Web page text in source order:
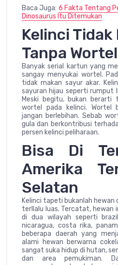
Baca Juga: 6 Fakta Tentang
Dinosaurus Itu Ditemukan
Kelinci Tidak
Tanpa Wortel
Banyak serial kartun yang
sangay menyukai wortel.
tidak makan sayur akar.
sayuran hijau seperti rumput
Meski begitu, bukan berarti
wortel pada kelinci. Wortel
jangan berlebihan. Sebab
gula dan berkontribusi
persen kelinci peliharaan.
Bisa Di
Amerika
Selatan
Kelinci tapeti bukanlah hewan
terllalu luas. Tercatat, hewan
di dua wilayah seperti
nicaragua, costa rika,
beberapa daerah yang
alami hewan berwarna
sangat suka hidup di hutan,
dan area pemukiman.